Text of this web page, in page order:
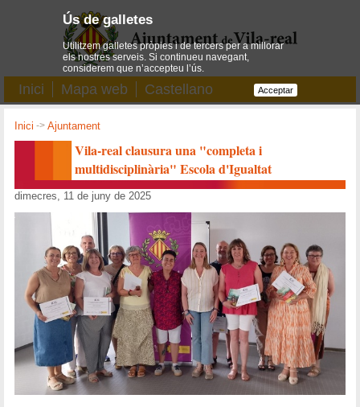
Inici Mapa web Castellano
Inici ->Ajuntament
Vila-real clausura una "completa i
multidisciplinària" Escola d'Igualtat
dimecres, 11 de juny de 2025
Ús de galletes
Utilitzem galletes pròpies i de tercers per a millorar
els nostres serveis. Si continueu navegant,
considerem que n’accepteu l’ús.
Acceptar